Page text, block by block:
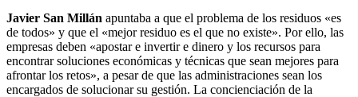
Javier San Millán apuntaba a que el problema de los residuos «es
de todos» y que el «mejor residuo es el que no existe». Por ello, las
empresas deben «apostar e invertir e dinero y los recursos para
encontrar soluciones económicas y técnicas que sean mejores para
afrontar los retos», a pesar de que las administraciones sean los
encargados de solucionar su gestión. La concienciación de la